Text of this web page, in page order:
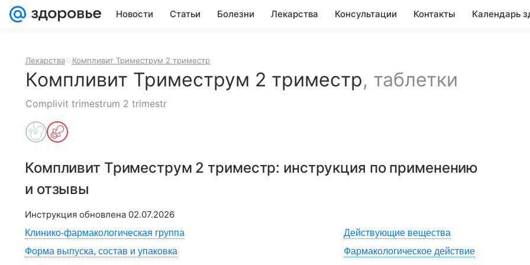
Новости Статьи Болезни Лекарства Консультации Контакты Календарь
Лекарства Компливит Триместрум 2 триместр
Компливит Триместрум 2 триместр, таблетки
Complivit trimestrum 2 trimestr
Компливит Триместрум 2 триместр: инструкция по применению
и отзывы
Инструкция обновлена 02.07.2026
Клинико-фармакологическая группа
Действующие вещества
Форма выпуска, состав и упаковка
Фармакологическое действие